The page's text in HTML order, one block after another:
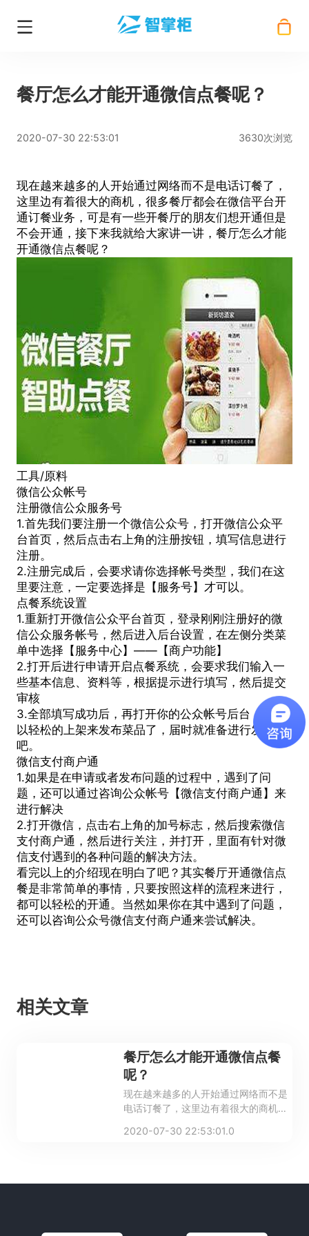
餐厅怎么才能开通微信点餐呢？
2020-07-30 22:53:01 3630次浏览
现在越来越多的人开始通过网络而不是电话订餐了，
这里边有着很大的商机，很多餐厅都会在微信平台开
通订餐业务，可是有一些开餐厅的朋友们想开通但是
不会开通，接下来我就给大家讲一讲，餐厅怎么才能
开通微信点餐呢？
工具/原料
微信公众帐号
注册微信公众服务号
1.首先我们要注册一个微信公众号，打开微信公众平
台首页，然后点击右上角的注册按钮，填写信息进行
注册。
2.注册完成后，会要求请你选择帐号类型，我们在这
里要注意，一定要选择是【服务号】才可以。
点餐系统设置
1.重新打开微信公众平台首页，登录刚刚注册好的微
信公众服务帐号，然后进入后台设置，在左侧分类菜
单中选择【服务中心】——【商户功能】
2.打开后进行申请开启点餐系统，会要求我们输入一
些基本信息、资料等，根据提示进行填写，然后提交
审核
3.全部填写成功后，再打开你的公众帐号后台，就可
以轻松的上架来发布菜品了，届时就准备进行发货
吧。
微信支付商户通
1.如果是在申请或者发布问题的过程中，遇到了问
题，还可以通过咨询公众帐号【微信支付商户通】来
进行解决
2.打开微信，点击右上角的加号标志，然后搜索微信
支付商户通，然后进行关注，并打开，里面有针对微
信支付遇到的各种问题的解决方法。
看完以上的介绍现在明白了吧？其实餐厅开通微信点
餐是非常简单的事情，只要按照这样的流程来进行，
都可以轻松的开通。当然如果你在其中遇到了问题，
还可以咨询公众号微信支付商户通来尝试解决。
相关文章
餐厅怎么才能开通微信点餐
呢？
现在越来越多的人开始通过网络而不是
电话订餐了，这里边有着很大的商机，
务。
2020-07-30 22:53:01.0